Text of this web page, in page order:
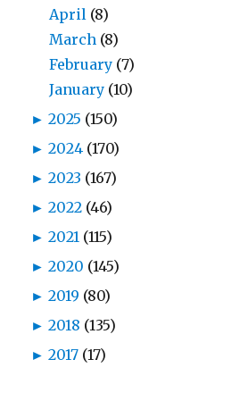
April (8)
March (8)
February (7)
January (10)
► 2025 (150)
► 2024 (170)
► 2023 (167)
► 2022 (46)
► 2021 (115)
► 2020 (145)
► 2019 (80)
► 2018 (135)
► 2017 (17)